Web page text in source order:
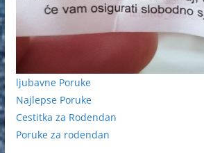
ljubavne Poruke
Najlepse Poruke
Cestitka za Rodendan
Poruke za rodendan